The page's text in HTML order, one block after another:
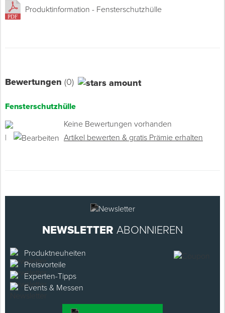
Produktinformation - Fensterschutzhülle
Bewertungen (0)
Fensterschutzhülle
Keine Bewertungen vorhanden
|
Artikel bewerten & gratis Prämie erhalten
NEWSLETTER ABONNIEREN
Produktneuheiten
Preisvorteile
Experten-Tipps
Events & Messen